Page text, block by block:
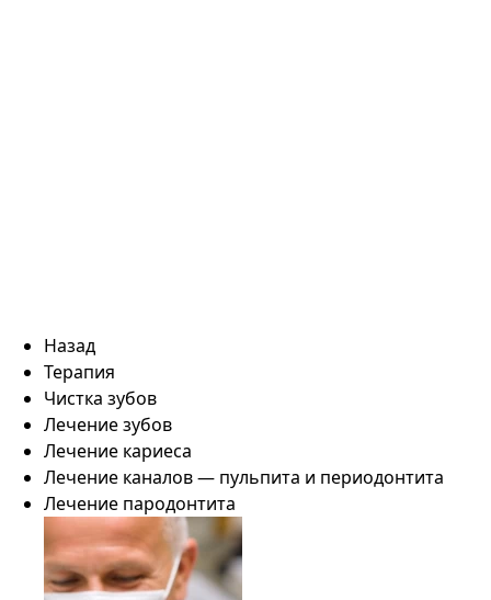
Назад
Терапия
Чистка зубов
Лечение зубов
Лечение кариеса
Лечение каналов — пульпита и периодонтита
Лечение пародонтита